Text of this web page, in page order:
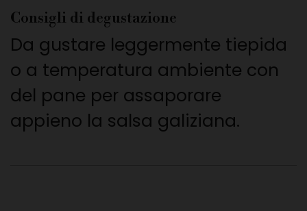
Consigli di degustazione
Da gustare leggermente tiepida
o a temperatura ambiente con
del pane per assaporare
appieno la salsa galiziana.